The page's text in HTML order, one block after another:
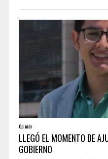
Opinión
LLEGÓ EL MOMENTO DE
GOBIERNO